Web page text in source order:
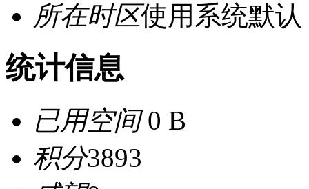
所在时区使用系统默认
统计信息
已用空间0 B
积分3893